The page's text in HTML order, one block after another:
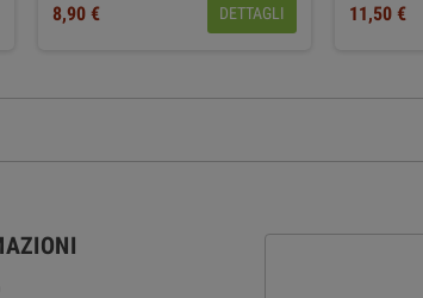
8,90 € DETTAGLI 11,50 €